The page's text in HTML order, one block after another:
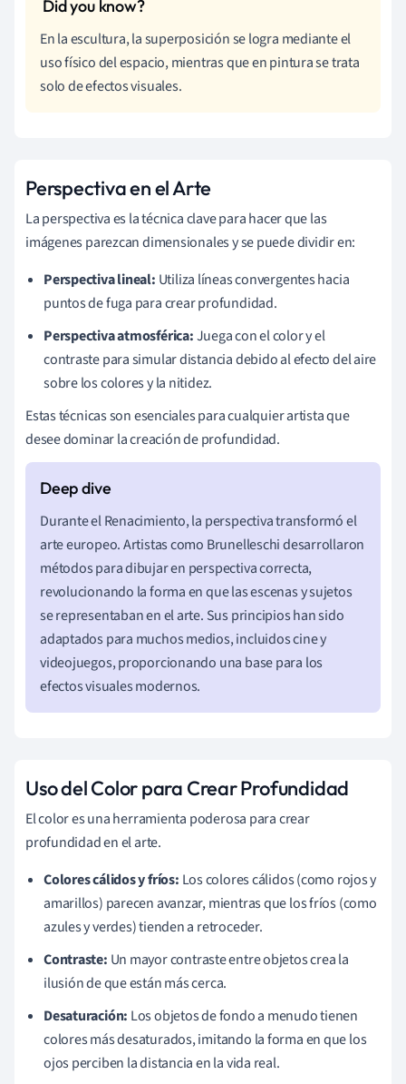
En la escultura, la superposición se logra mediante el
uso físico del espacio, mientras que en pintura se trata
solo de efectos visuales.
Perspectiva en el Arte
La perspectiva es la técnica clave para hacer que las
imágenes parezcan dimensionales y se puede dividir en:
Perspectiva lineal: Utiliza líneas convergentes hacia
puntos de fuga para crear profundidad.
Perspectiva atmosférica:Juega con el color y el
contraste para simular distancia debido al efecto del aire
sobre los colores y la nitidez.
Estas técnicas son esenciales para cualquier artista que
desee dominar la creación de profundidad.
Durante el Renacimiento, la perspectiva transformó el
arte europeo. Artistas como Brunelleschi desarrollaron
métodos para dibujar en perspectiva correcta,
revolucionando la forma en que las escenas y sujetos
se representaban en el arte. Sus principios han sido
adaptados para muchos medios, incluidos cine y
videojuegos, proporcionando una base para los
efectos visuales modernos.
Uso del Color para Crear Profundidad
El color es una herramienta poderosa para crear
profundidad en el arte.
Colores cálidos y fríos: Los colores cálidos (como rojos y
amarillos) parecen avanzar, mientras que los fríos (como
azules y verdes) tienden a retroceder.
Contraste: Un mayor contraste entre objetos crea la
ilusión de que están más cerca.
Desaturación: Los objetos de fondo a menudo tienen
colores más desaturados, imitando la forma en que los
ojos perciben la distancia en la vida real.